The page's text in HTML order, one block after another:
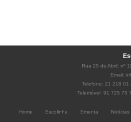
Rua 25 de Abril, nº
Email:
Telefone: 21 218 01
Telemóvel: 91 725 75
Home Escolinha Ementa Notícias